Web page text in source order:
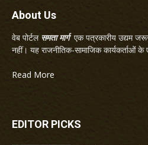
About Us
वेब पोर्टल समता मार्गएक पत्रकारीय उद्यम
नहीं। यह राजनीतिक-सामाजिक कार्यकर्ताओं
Read More
EDITOR PICKS